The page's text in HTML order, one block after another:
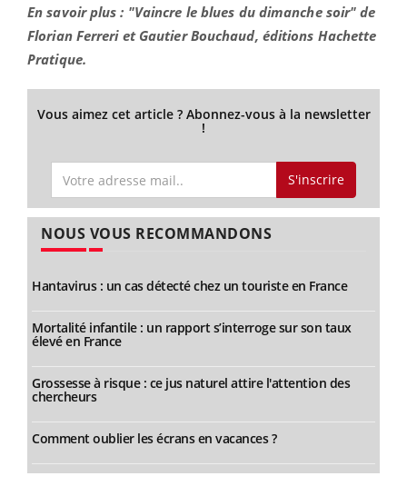
En savoir plus : "Vaincre le blues du dimanche soir" de
Florian Ferreri et Gautier Bouchaud, éditions Hachette
Pratique.
Vous aimez cet article ? Abonnez-vous à la newsletter
!
S'inscrire
NOUS VOUS RECOMMANDONS
Hantavirus : un cas détecté chez un touriste en France
Mortalité infantile : un rapport s’interroge sur son taux
élevé en France
Grossesse à risque : ce jus naturel attire l'attention des
chercheurs
Comment oublier les écrans en vacances ?